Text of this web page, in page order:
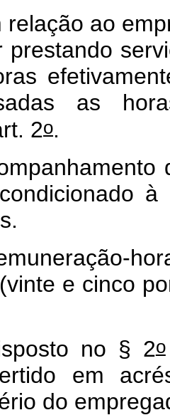
ao
prestando
as
2o.
e cinco
no § 2o
em
do